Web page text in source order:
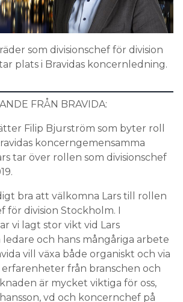
som divisionschef för division
plats i Bravidas koncernledning.
FRÅN BRAVIDA:
Filip Bjurström som byter roll
koncerngemensamma
tar över rollen som divisionschef
bra att välkomna Lars till rollen
för division Stockholm. I
vi lagt stor vikt vid Lars
ledare och hans mångåriga arbete
vill växa både organiskt och via
erfarenheter från branschen och
är mycket viktiga för oss,
vd och koncernchef på